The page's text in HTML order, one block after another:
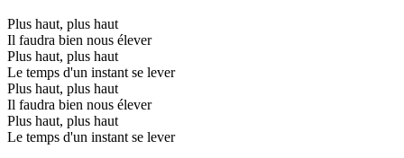
Plus haut, plus haut
Il faudra bien nous élever
Plus haut, plus haut
Le temps d'un instant se lever
Plus haut, plus haut
Il faudra bien nous élever
Plus haut, plus haut
Le temps d'un instant se lever